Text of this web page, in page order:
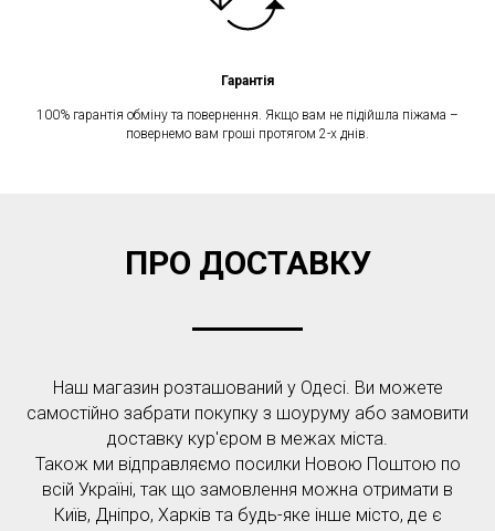
Гарантія
100% гарантія обміну та повернення. Якщо вам не підійшла піжама –
повернемо вам гроші протягом 2-х днів.
ПРО ДОСТАВКУ
Наш магазин розташований у Одесі. Ви можете
самостійно забрати покупку з шоуруму або замовити
доставку кур'єром в межах міста.
Також ми відправляємо посилки Новою Поштою по
всій Україні, так що замовлення можна отримати в
Київ, Дніпро, Харків та будь-яке інше місто, де є